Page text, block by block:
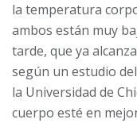
la temperatura
ambos están muy
tarde, que ya
según un estudio
la Universidad de
cuerpo esté en